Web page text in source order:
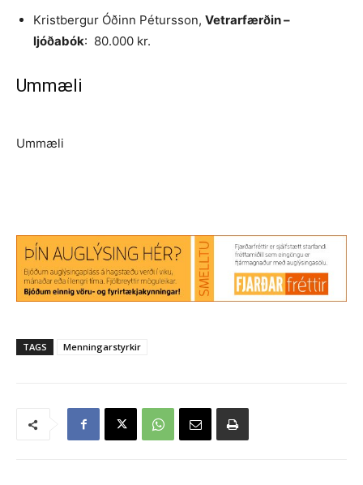
Kristbergur Óðinn Pétursson, Vetrarfærðin –
ljóðabók: 80.000 kr.
Ummæli
Ummæli
TAGS Menningarstyrkir